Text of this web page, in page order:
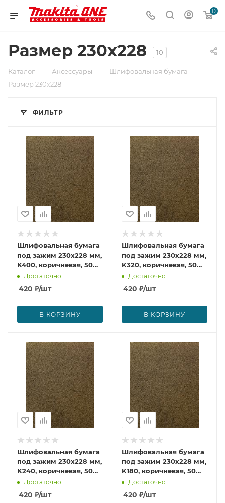
0
Размер 230х228 10
Каталог — Аксессуары — Шлифовальная бумага —
Размер 230х228
ФИЛЬТР
Шлифовальная бумага
под зажим 230х228 мм,
K400, коричневая, 50
шт. Makita D-56889
Достаточно
420 ₽/шт
В КОРЗИНУ
Шлифовальная бумага
под зажим 230х228 мм,
K320, коричневая, 50
шт. Makita D-56873
Достаточно
420 ₽/шт
В КОРЗИНУ
Шлифовальная бумага
под зажим 230х228 мм,
K240, коричневая, 50
шт. Makita D-51758
Достаточно
420 ₽/шт
Шлифовальная бумага
под зажим 230х228 мм,
K180, коричневая, 50
шт. Makita D-51742
Достаточно
420 ₽/шт